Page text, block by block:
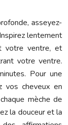
asseyez-
lentement
votre ventre, et
votre ventre.
Pour une
vos cheveux en
mèche de
la douceur et la